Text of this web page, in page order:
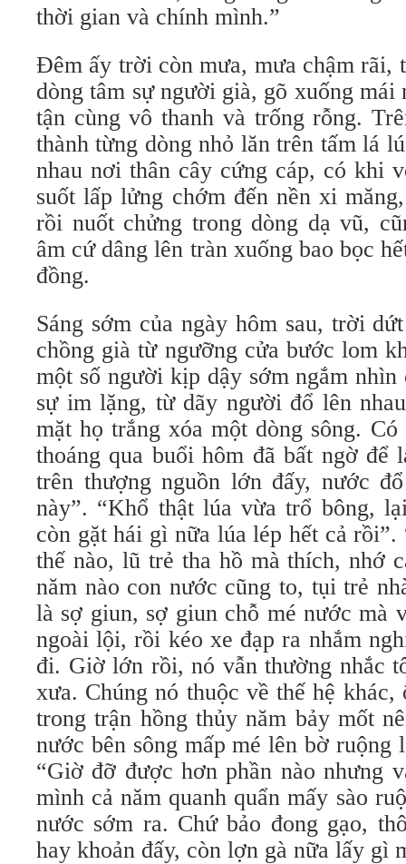
thời gian và chính mình.”
Đêm ấy trời còn mưa, mưa chậm rãi,
dòng tâm sự người già, gõ xuống mái
tận cùng vô thanh và trống rỗng.
thành từng dòng nhỏ lăn trên tấm lá
nhau nơi thân cây cứng cáp, có khi
suốt lấp lửng chớm đến nền xi
rồi nuốt chửng trong dòng dạ vũ,
âm cứ dâng lên tràn xuống bao bọc
đồng.
Sáng sớm của ngày hôm sau, trời
chồng già từ ngưỡng cửa bước lom
một số người kịp dậy sớm ngắm nhìn
sự im lặng, từ dãy người đổ lên
mặt họ trắng xóa một dòng sông.
thoáng qua buổi hôm đã bất ngờ để
trên thượng nguồn lớn đấy, nước
này”. “Khổ thật lúa vừa trổ bông,
còn gặt hái gì nữa lúa lép hết cả
thế nào, lũ trẻ tha hồ mà thích, nhớ
năm nào con nước cũng to, tụi trẻ
là sợ giun, sợ giun chỗ mé nước mà
ngoài lội, rồi kéo xe đạp ra nhắm
đi. Giờ lớn rồi, nó vẫn thường nhắc
xưa. Chúng nó thuộc về thế hệ
trong trận hồng thủy năm bảy mốt
nước bên sông mấp mé lên bờ ruộng
“Giờ đỡ được hơn phần nào nhưng
mình cả năm quanh quẩn mấy sào
nước sớm ra. Chứ bảo đong gạo,
hay khoản đấy, còn lợn gà nữa lấy gì